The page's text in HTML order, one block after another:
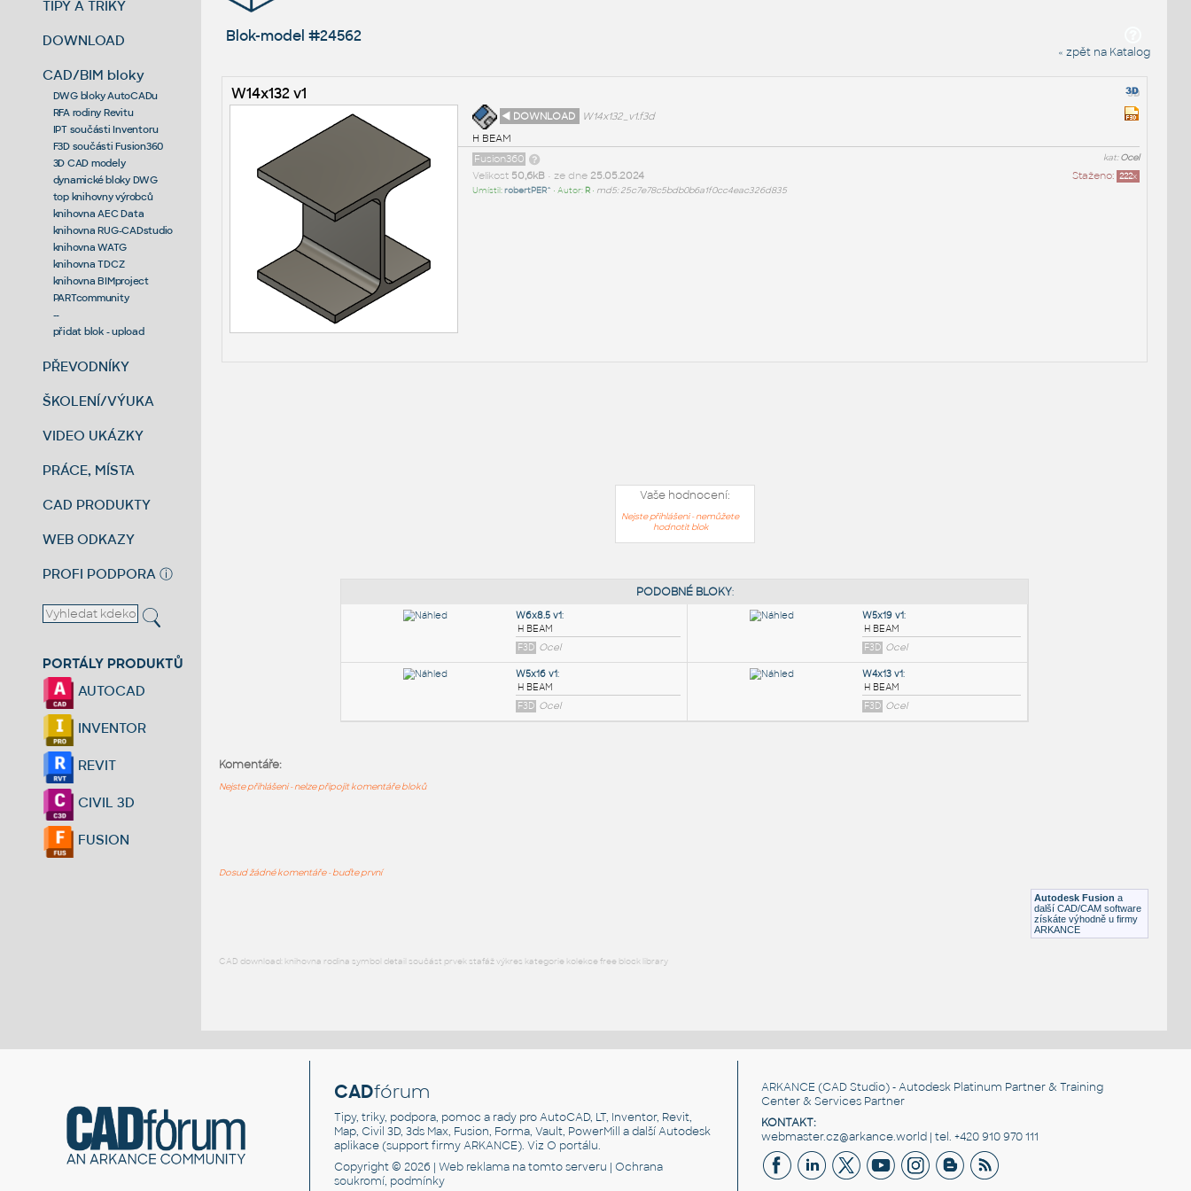
TIPY A TRIKY
DOWNLOAD
CAD/BIM bloky
DWG bloky AutoCADu
RFA rodiny Revitu
IPT součásti Inventoru
F3D součásti Fusion360
3D CAD modely
dynamické bloky DWG
top knihovny výrobců
knihovna AEC Data
knihovna RUG-CADstudio
knihovna WATG
knihovna TDCZ
knihovna BIMproject
PARTcommunity
--
přidat blok - upload
PŘEVODNÍKY
ŠKOLENÍ/VÝUKA
VIDEO UKÁZKY
PRÁCE, MÍSTA
CAD PRODUKTY
WEB ODKAZY
PROFI PODPORA ⓘ
PORTÁLY PRODUKTŮ
AUTOCAD
INVENTOR
REVIT
CIVIL 3D
FUSION
Blok-model #24562
« zpět na Katalog
W14x132 v1
◄ DOWNLOAD
W14x132_v1.f3d
H BEAM
kat:Ocel
Fusion360
Staženo: 222x
Velikost 50,6kB• ze dne 25.05.2024
Umístil:robertPER^ • Autor: R• md5: 25c7e78c5bdb0b6a1f0cc4eac326d835
Vaše hodnocení:
Nejste přihlášeni - nemůžete
hodnotit blok
F3D Ocel
Autodesk Fusion a
další CAD/CAM software
získáte výhodně u firmy
ARKANCE
Komentáře:
Nejste přihlášeni - nelze připojit komentáře bloků
Dosud žádné komentáře - buďte první
CAD download: knihovna rodina symbol detail součást prvek stafáž výkres kategorie kolekce free block library
CADfórum
Tipy, triky, podpora, pomoc a rady pro AutoCAD, LT, Inventor, Revit,
Map, Civil 3D, 3ds Max, Fusion, Forma, Vault, PowerMill a další Autodesk
aplikace (support firmy ARKANCE). VizO portálu.
Copyright © 2026 |Web reklama na tomto serveru |Ochrana
soukromí, podmínky
ARKANCE (CAD Studio) - Autodesk Platinum Partner & Training
Center & Services Partner
KONTAKT:
webmaster.cz@arkance.world | tel. +420 910 970 111